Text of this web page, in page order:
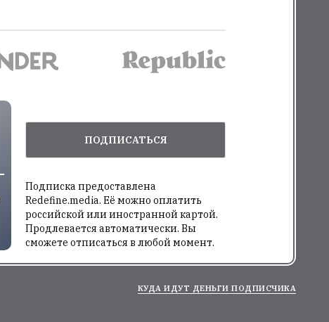
ПОДПИСАТЬСЯ
Подписка предоставлена
Redefine.media. Её можно оплатить
российской или иностранной картой.
Продлевается автоматически. Вы
сможете отписаться в любой момент.
КУДА ИДУТ ДЕНЬГИ ПОДПИСЧИКА